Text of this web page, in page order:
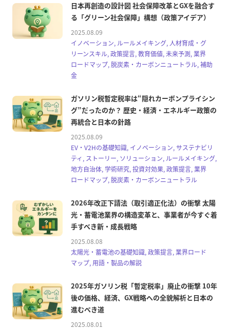
日本再創造の設計図 社会保障改革とGXを融合す
る「グリーン社会保障」構想（政策アイデア）
2025.08.09
イノベーション, ルールメイキング, 人材育成・グ
リーンスキル, 政策提言, 教育価値, 未来予測, 業界
ロードマップ, 脱炭素・カーボンニュートラル, 補助
金
ガソリン税暫定税率は“隠れカーボンプライシン
グ”だったのか？ 歴史・経済・エネルギー政策の
再統合と日本の針路
2025.08.09
EV・V2Hの基礎知識, イノベーション, サステナビリ
ティ, ストーリー, ソリューション, ルールメイキング,
地方自治体, 学術研究, 投資対効果, 政策提言, 業界
ロードマップ, 脱炭素・カーボンニュートラル
2026年改正下請法（取引適正化法）の衝撃 太陽
光・蓄電池業界の構造変革と、事業者が今すぐ着
手すべき新・成長戦略
2025.08.08
太陽光・蓄電池の基礎知識, 政策提言, 業界ロード
マップ, 用語・製品の解説
2025年ガソリン税「暫定税率」廃止の衝撃 10年
後の価格、経済、GX戦略への全貌解析と日本の
進むべき道
2025.08.01